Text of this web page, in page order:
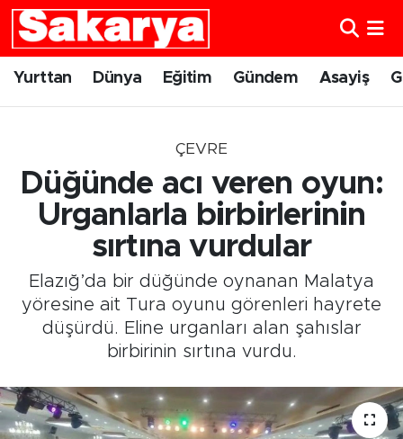
Yurttan Dünya Eğitim Gündem Asayiş
ÇEVRE
Düğünde acı veren oyun:
Urganlarla birbirlerinin
sırtına vurdular
Elazığ’da bir düğünde oynanan Malatya
yöresine ait Tura oyunu görenleri hayrete
düşürdü. Eline urganları alan şahıslar
birbirinin sırtına vurdu.
Yurttan
Gündem
Eskişehirspor
Spor
Kültür Sanat
Tarihçe
Eskişehir Nöbetçi Eczaneler
Eskişehir Namaz Vakitleri
Eskişehir Trafik Yoğunluk Haritası
Süper Lig Puan Durumu ve Fikstür
Tüm Manşetler
Son Dakika Haberleri
Haber Arşivi